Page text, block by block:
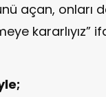
açan, onları
kararlıyız”